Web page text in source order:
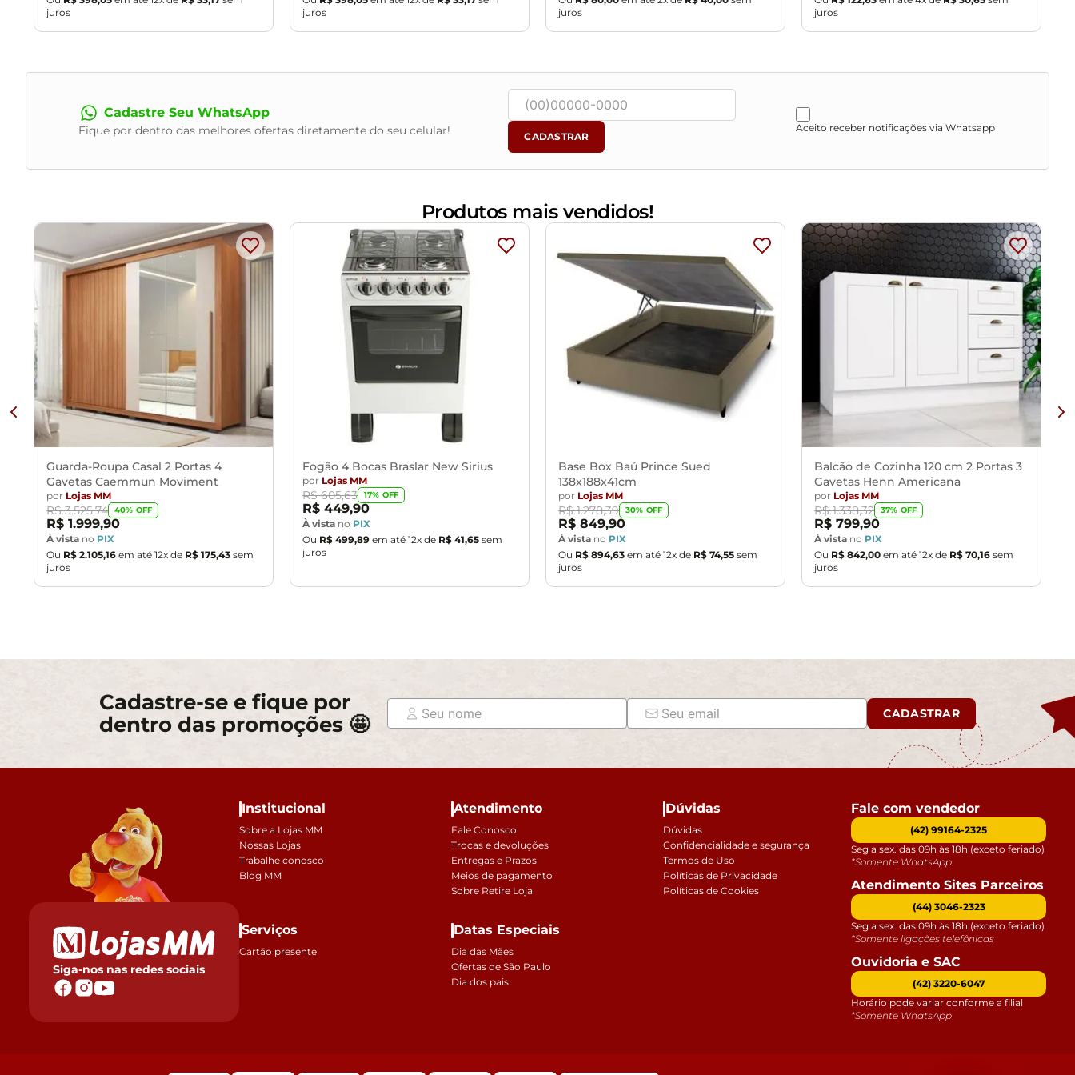
oxidação na região onde foi feita a gravação do laser, demais questões relacionadas ao produto permanecem cobertas pela garantia.
juros
juros
juros
juros
Cadastre Seu WhatsApp
Fique por dentro das melhores ofertas diretamente do seu celular! CADASTRAR
Aceito receber notificações via Whatsapp
Produtos mais vendidos!
Guarda-Roupa Casal 2 Portas 4
Gavetas Caemmun Moviment
por Lojas MM
R$ 3.525,74 40% OFF
R$ 1.999,90
À vista no PIX
Ou R$ 2.105,16 em até 12x de R$ 175,43 sem
juros
Fogão 4 Bocas Braslar New Sirius
por Lojas MM
R$ 605,63 17% OFF
R$ 449,90
À vista no PIX
Ou R$ 499,89 em até 12x de R$ 41,65 sem
juros
Base Box Baú Prince Sued
138x188x41cm
por Lojas MM
R$ 1.278,39 30% OFF
R$ 849,90
À vista no PIX
Ou R$ 894,63 em até 12x de R$ 74,55 sem
juros
Balcão de Cozinha 120 cm 2 Portas 3
Gavetas Henn Americana
por Lojas MM
R$ 1.338,32 37% OFF
R$ 799,90
À vista no PIX
Ou R$ 842,00 em até 12x de R$ 70,16 sem
juros
Cadastre-se e fique por
dentro das promoções 🤩
CADASTRAR
Siga-nos nas redes sociais
Institucional
Sobre a Lojas MM
Nossas Lojas
Trabalhe conosco
Blog MM
Atendimento
Fale Conosco
Trocas e devoluções
Entregas e Prazos
Meios de pagamento
Sobre Retire Loja
Dúvidas
Dúvidas
Confidencialidade e segurança
Termos de Uso
Políticas de Privacidade
Políticas de Cookies
Serviços
Cartão presente
Datas Especiais
Dia das Mães
Ofertas de São Paulo
Dia dos pais
Fale com vendedor
(42) 99164-2325
Seg a sex. das 09h às 18h (exceto feriado)
*Somente WhatsApp
Atendimento Sites Parceiros
(44) 3046-2323
Seg a sex. das 09h às 18h (exceto feriado)
*Somente ligações telefônicas
Ouvidoria e SAC
(42) 3220-6047
Horário pode variar conforme a filial
*Somente WhatsApp